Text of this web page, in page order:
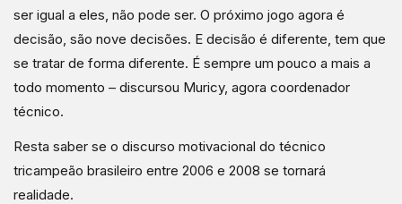
ser igual a eles, não pode ser. O próximo jogo agora é
decisão, são nove decisões. E decisão é diferente, tem que
se tratar de forma diferente. É sempre um pouco a mais a
todo momento – discursou Muricy, agora coordenador
técnico.
Resta saber se o discurso motivacional do técnico
tricampeão brasileiro entre 2006 e 2008 se tornará
realidade.